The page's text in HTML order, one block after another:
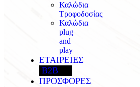
Καλώδια
Τροφοδοσίας
Καλώδια
plug
and
play
ΕΤΑΙΡΕΙΕΣ
B2B
ΠΡΟΣΦΟΡΕΣ